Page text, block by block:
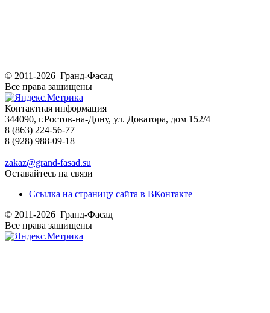
© 2011-2026 Гранд-Фасад
Все права защищены
Контактная информация
344090, г.Ростов-на-Дону, ул. Доватора, дом 152/4
8 (863) 224-56-77
8 (928) 988-09-18
zakaz@grand-fasad.su
Оставайтесь на связи
Ссылка на страницу сайта в ВКонтакте
© 2011-2026 Гранд-Фасад
Все права защищены